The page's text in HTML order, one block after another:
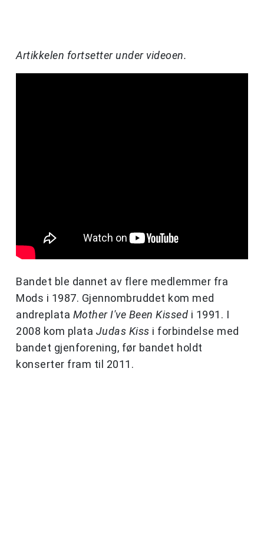
Artikkelen fortsetter under videoen.
Bandet ble dannet av flere medlemmer fra
Mods i 1987. Gjennombruddet kom med
andreplata Mother I've Been Kissed i 1991. I
2008 kom plata Judas Kiss i forbindelse med
bandet gjenforening, før bandet holdt
konserter fram til 2011.